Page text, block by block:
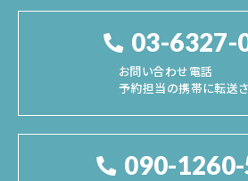
03-6327-
お問い合わせ電話
予約担当の携帯に転送さ
090-